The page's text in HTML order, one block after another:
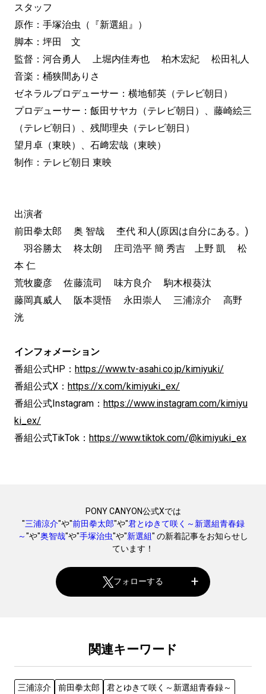
スタッフ
原作：手塚治虫（『新選組』）
脚本：坪田 文
監督：河合勇人 上堀内佳寿也 柏木宏紀 松田礼人
音楽：桶狭間ありさ
ゼネラルプロデューサー：横地郁英（テレビ朝日）
プロデューサー：飯田サヤカ（テレビ朝日）、藤崎絵三
（テレビ朝日）、残間理央（テレビ朝日）
望月卓（東映）、石﨑宏哉（東映）
制作：テレビ朝日 東映
出演者
前田拳太郎 奥 智哉 杢代 和人(原因は自分にある。)
羽谷勝太 柊太朗 庄司浩平 簡 秀吉 上野 凱 松
本 仁
荒牧慶彦 佐藤流司 味方良介 駒木根葵汰
藤岡真威人 阪本奨悟 永田崇人 三浦涼介 高野
洸
インフォメーション
番組公式HP： https://www.tv-asahi.co.jp/kimiyuki/
番組公式X： https://x.com/kimiyuki_ex/
番組公式Instagram： https://www.instagram.com/kimiyu
ki_ex/
番組公式TikTok： https://www.tiktok.com/@kimiyuki_ex
PONY CANYON公式Xでは
"三浦涼介"や"前田拳太郎"や"君とゆきて咲く～新選組青春録
～"や"奥智哉"や"手塚治虫"や"新選組" の新着記事をお知らせし
ています！
フォローする
関連キーワード
三浦涼介 前田拳太郎
君とゆきて咲く～新選組青春録～